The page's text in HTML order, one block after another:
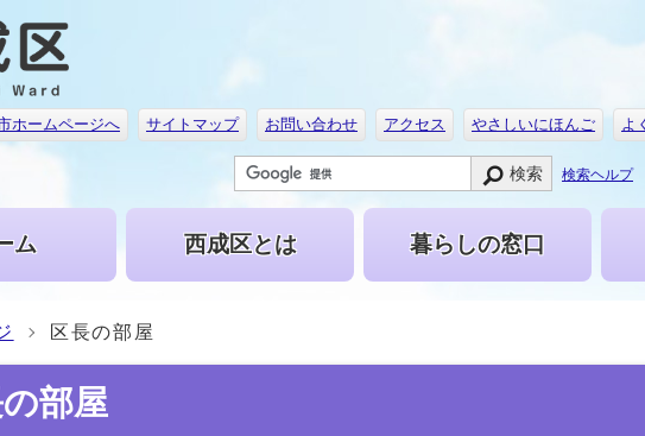
ホームページへ サイトマップ お問い合わせ アクセス やさしいにほんご よ
検索 検索ヘルプ
ム 西成区とは 暮らしの窓口
区長の部屋
部屋